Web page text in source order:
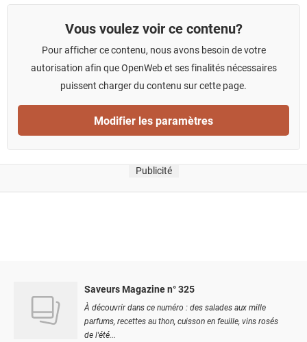
Vous voulez voir ce contenu?
Pour afficher ce contenu, nous avons besoin de votre
autorisation afin que OpenWeb et ses finalités nécessaires
puissent charger du contenu sur cette page.
Modifier les paramètres
Publicité
Saveurs Magazine n° 325
À découvrir dans ce numéro : des salades aux mille
parfums, recettes au thon, cuisson en feuille, vins rosés
de l'été...